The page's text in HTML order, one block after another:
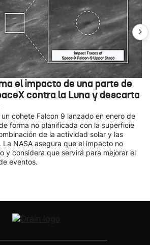
el impacto de una parte de
contra la Luna y descarta
cohete Falcon 9 lanzado en enero de
forma no planificada con la superficie
de la actividad solar y las
NASA asegura que el impacto no
y considera que servirá para mejorar el
eventos.